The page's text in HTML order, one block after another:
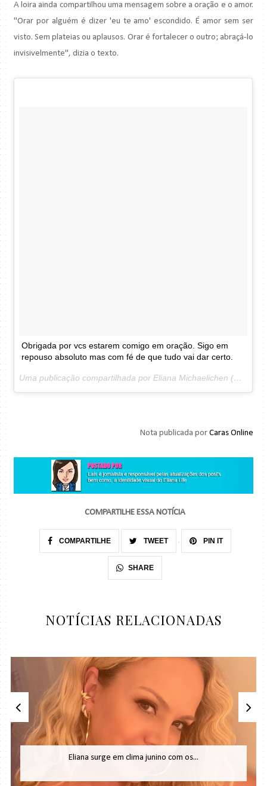
A loira ainda compartilhou uma mensagem sobre a oração e o amor.
"Orar por alguém é dizer 'eu te amo' escondido. É amor sem ser
visto. Sem plateias ou aplausos. Orar é fortalecer o outro; abraçá-lo
invisivelmente", dizia o texto.
Obrigada por vcs estarem comigo em oração. Sigo em
repouso absoluto mas com fé de que tudo vai dar certo.
Uma publicação compartilhada por Eliana Michaelichen (@eliana) em
Nota publicada por Caras Online
COMPARTILHE ESSA NOTÍCIA
COMPARTILHE TWEET PIN IT
SHARE
NOTÍCIAS RELACIONADAS
Eliana surge em clima junino com os...